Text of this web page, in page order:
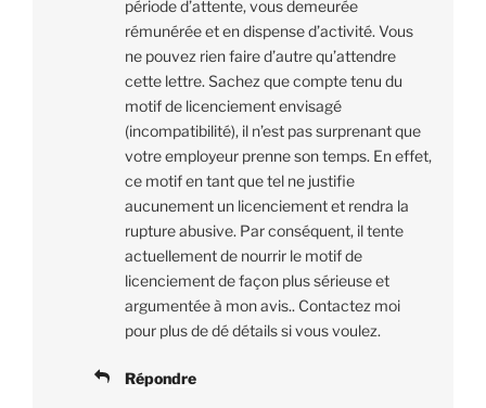
période d’attente, vous demeurée
rémunérée et en dispense d’activité. Vous
ne pouvez rien faire d’autre qu’attendre
cette lettre. Sachez que compte tenu du
motif de licenciement envisagé
(incompatibilité), il n’est pas surprenant que
votre employeur prenne son temps. En effet,
ce motif en tant que tel ne justifie
aucunement un licenciement et rendra la
rupture abusive. Par conséquent, il tente
actuellement de nourrir le motif de
licenciement de façon plus sérieuse et
argumentée à mon avis.. Contactez moi
pour plus de dé détails si vous voulez.
Répondre